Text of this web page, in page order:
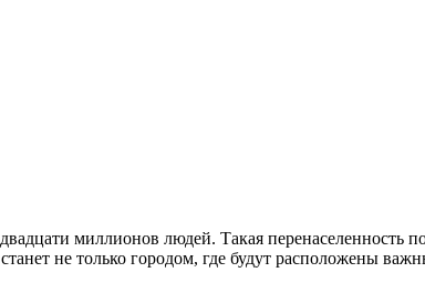
миллионов людей. Такая перенаселенность
не только городом, где будут расположены